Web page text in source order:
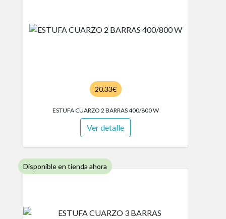
20.33€
ESTUFA CUARZO 2 BARRAS 400/800 W
Ver detalle
Disponible en tienda ahora